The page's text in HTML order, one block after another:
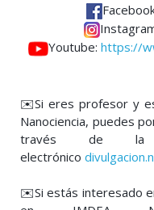
Youtube: https://
✉️Si eres profesor y
Nanociencia, puedes
través de la
electrónico
✉️Si estás interesado